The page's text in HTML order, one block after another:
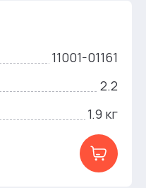
11001-01161
2.2
1.9 кг